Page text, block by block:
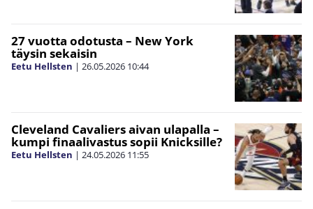
27 vuotta odotusta – New York
täysin sekaisin
Eetu Hellsten | 26.05.2026 10:44
Cleveland Cavaliers aivan ulapalla –
kumpi finaalivastus sopii Knicksille?
Eetu Hellsten | 24.05.2026 11:55